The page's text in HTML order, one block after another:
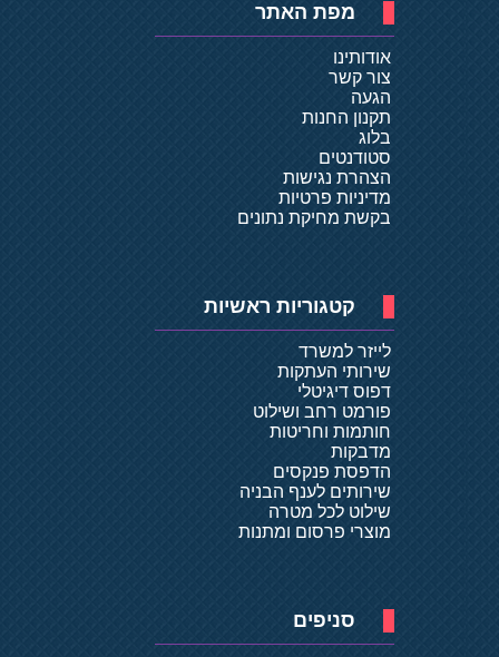
מפת האתר
אודותינו
צור קשר
הגעה
תקנון החנות
בלוג
סטודנטים
הצהרת נגישות
מדיניות פרטיות
בקשת מחיקת נתונים
קטגוריות ראשיות
לייזר למשרד
שירותי העתקות
דפוס דיגיטלי
פורמט רחב ושילוט
חותמות וחריטות
מדבקות
הדפסת פנקסים
שירותים לענף הבניה
שילוט לכל מטרה
מוצרי פרסום ומתנות
סניפים